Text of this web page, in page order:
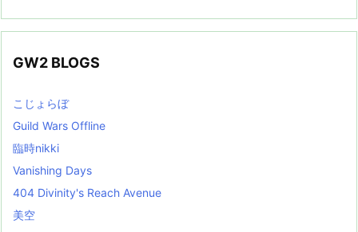
GW2 BLOGS
こじょらぼ
Guild Wars Offline
臨時nikki
Vanishing Days
404 Divinity's Reach Avenue
美空